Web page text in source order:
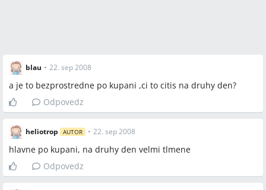
blau • 22. sep 2008
a je to bezprostredne po kupani ,ci to citis na druhy den?
Odpovedz
heliotrop AUTOR • 22. sep 2008
hlavne po kupani, na druhy den velmi tlmene
Odpovedz